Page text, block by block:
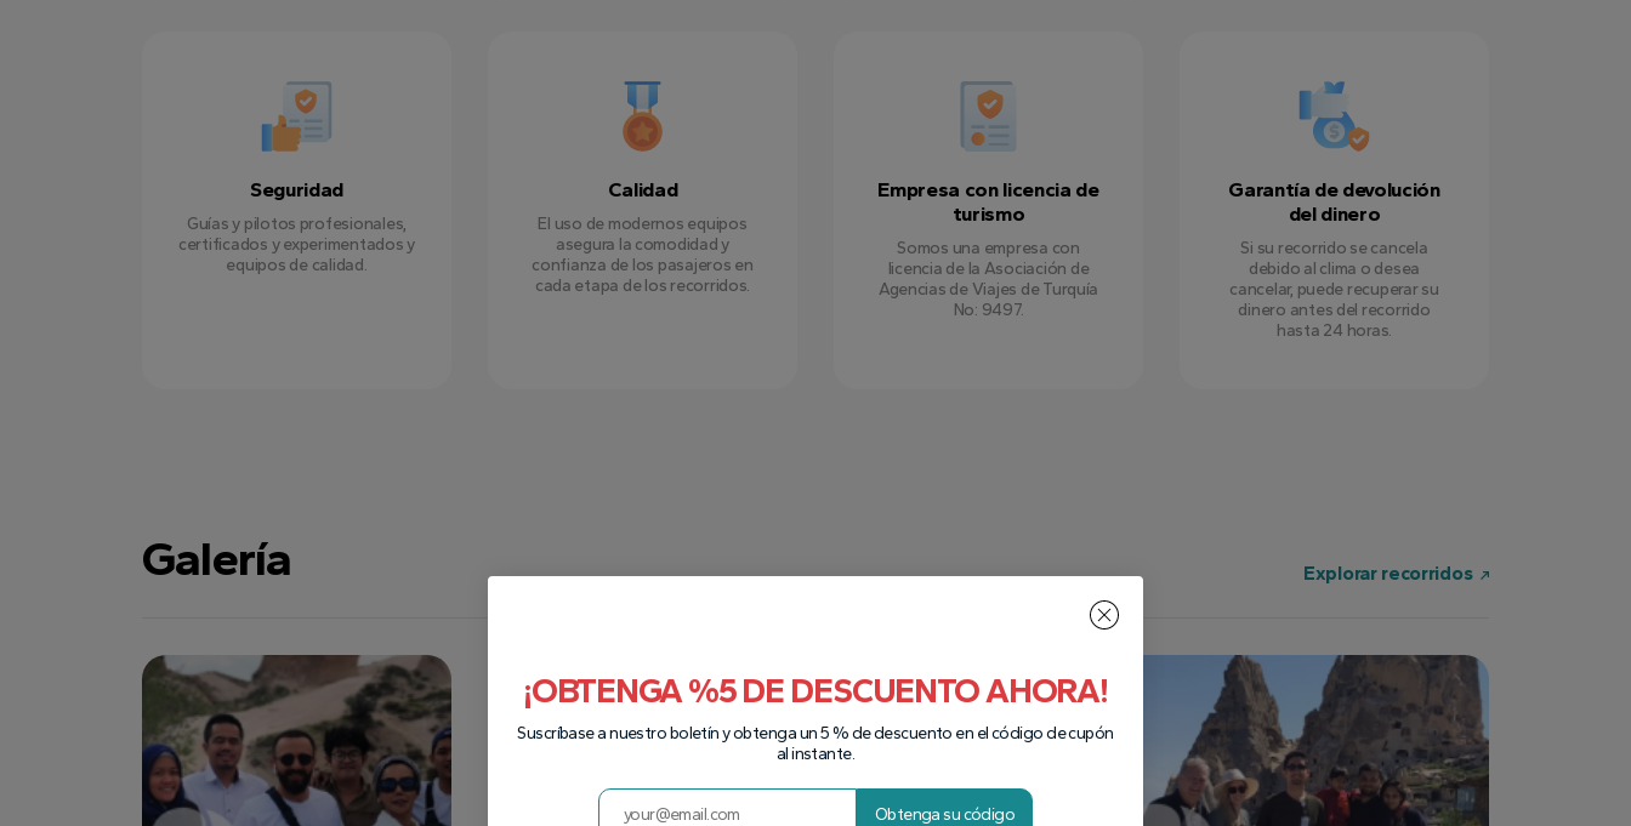
Seguridad
Guías y pilotos profesionales,
certificados y experimentados y
equipos de calidad.
Calidad
El uso de modernos equipos
asegura la comodidad y
confianza de los pasajeros en
cada etapa de los recorridos.
Empresa con licencia de
turismo
Somos una empresa con
licencia de la Asociación de
Agencias de Viajes de Turquía
No: 9497.
Garantía de devolución
del dinero
Si su recorrido se cancela
debido al clima o desea
cancelar, puede recuperar su
dinero antes del recorrido
hasta 24 horas.
Galería Explorar recorridos
¡OBTENGA %5 DE DESCUENTO AHORA!
Suscríbase a nuestro boletín y obtenga un 5 % de descuento en el código de cupón
al instante.
Obtenga su código